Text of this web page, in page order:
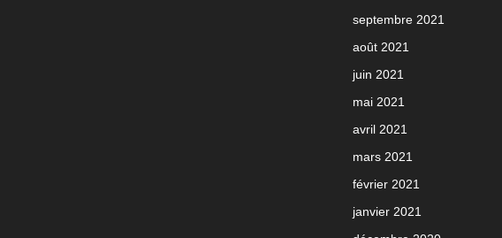
septembre 2021
août 2021
juin 2021
mai 2021
avril 2021
mars 2021
février 2021
janvier 2021